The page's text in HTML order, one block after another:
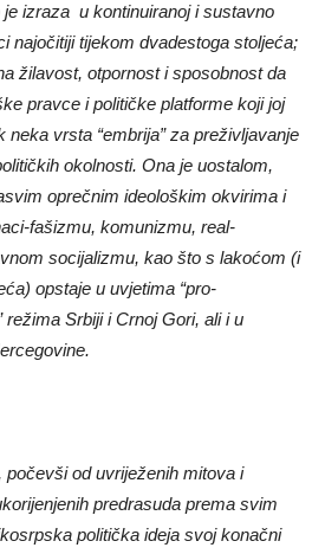
je izraza u kontinuiranoj i sustavno
najočitiji tijekom dvadestoga stoljeća;
žilavost, otpornost i sposobnost da
pravce i političke platforme koji joj
neka vrsta “embrija” za preživljavanje
čkih okolnosti. Ona je uostalom,
oprečnim ideološkim okvirima i
fašizmu, komunizmu, real-
socijalizmu, kao što s lakoćom (i
ća) opstaje u uvjetima “pro-
režima Srbiji i Crnoj Gori, ali i u
počevši od uvriježenih mitova i
predrasuda prema svim
politička ideja svoj konačni